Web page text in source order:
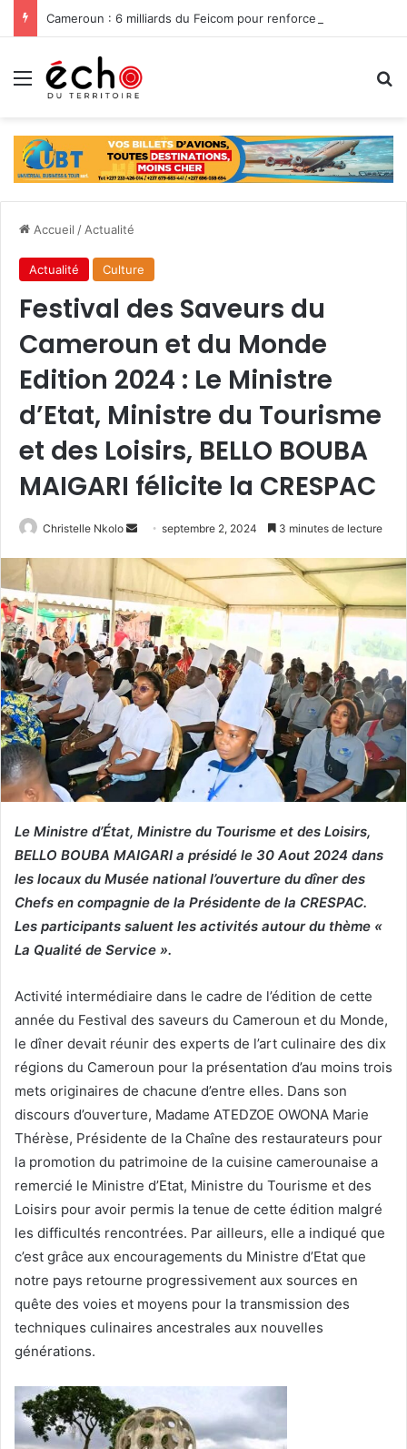
Menu
Accueil / Actualité
Actualité Culture
Festival des Saveurs du
Cameroun et du Monde
Edition 2024 : Le Ministre
d’Etat, Ministre du Tourisme
et des Loisirs, BELLO BOUBA
MAIGARI félicite la CRESPAC
Christelle Nkolo
o
y
e
r
u
n
o
u
i
e
l
septembre 2, 2024 3 minutes de lecture
Le Ministre d’État, Ministre du Tourisme et des Loisirs,
BELLO BOUBA MAIGARI a présidé le 30 Aout 2024 dans
les locaux du Musée national l’ouverture du dîner des
Chefs en compagnie de la Présidente de la CRESPAC.
Les participants saluent les activités autour du thème «
La Qualité de Service ».
Activité intermédiaire dans le cadre de l’édition de cette
année du Festival des saveurs du Cameroun et du Monde,
le dîner devait réunir des experts de l’art culinaire des dix
régions du Cameroun pour la présentation d’au moins trois
mets originaires de chacune d’entre elles. Dans son
discours d’ouverture, Madame ATEDZOE OWONA Marie
Thérèse, Présidente de la Chaîne des restaurateurs pour
la promotion du patrimoine de la cuisine camerounaise a
remercié le Ministre d’Etat, Ministre du Tourisme et des
Loisirs pour avoir permis la tenue de cette édition malgré
les difficultés rencontrées. Par ailleurs, elle a indiqué que
c’est grâce aux encouragements du Ministre d’Etat que
notre pays retourne progressivement aux sources en
quête des voies et moyens pour la transmission des
techniques culinaires ancestrales aux nouvelles
générations.